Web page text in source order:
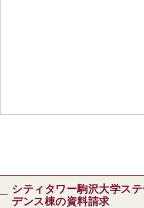
シティタワー駒沢大学ス
デンス棟の資料請求